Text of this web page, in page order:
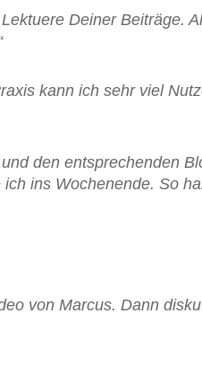
Deiner Beiträge.
kann ich sehr viel
den entsprechenden
ins Wochenende. So
von Marcus. Dann